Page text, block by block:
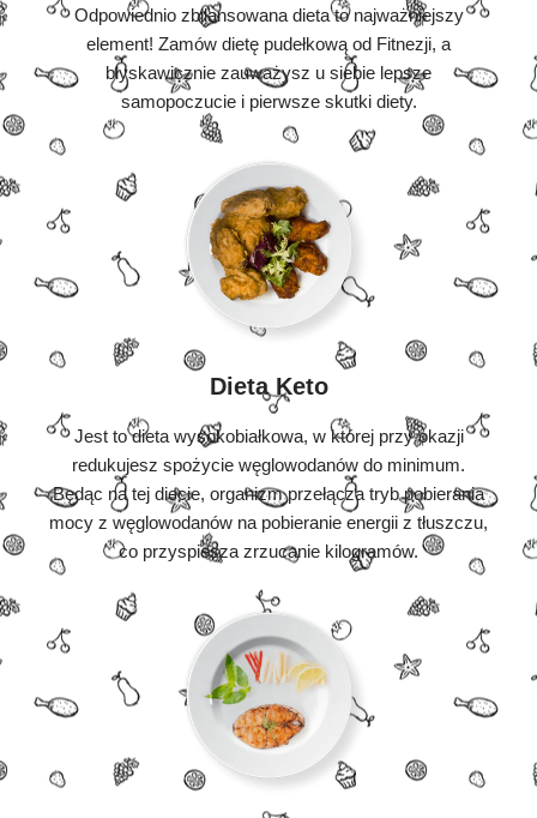
Odpowiednio zbilansowana dieta to najważniejszy
element! Zamów dietę pudełkową od Fitnezji, a
błyskawicznie zauważysz u siebie lepsze
samopoczucie i pierwsze skutki diety.
Dieta Keto
Jest to dieta wysokobiałkowa, w której przy okazji
redukujesz spożycie węglowodanów do minimum.
Będąc na tej diecie, organizm przełącza tryb pobierania
mocy z węglowodanów na pobieranie energii z tłuszczu,
co przyspiesza zrzucanie kilogramów.